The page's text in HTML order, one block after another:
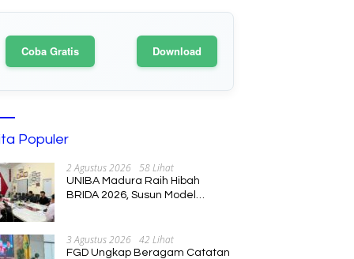
Coba Gratis Download
Populer
2 Agustus 2026 58 Lihat
UNIBA Madura Raih Hibah
BRIDA 2026, Susun Model
Kreatif
3 Agustus 2026 42 Lihat
FGD Ungkap Beragam Catatan